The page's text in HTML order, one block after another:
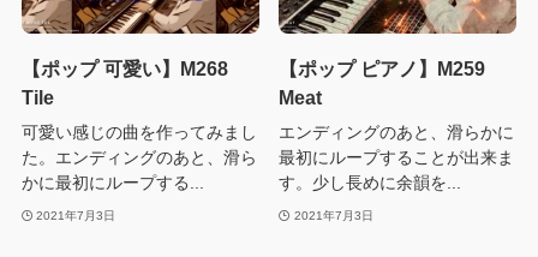
【ポップ 可愛い】M268
Tile
可愛い感じの曲を作ってみまし
た。エンディングのあと、滑ら
かに最初にループする...
2021年7月3日
【ポップ ピアノ】M259
Meat
エンディングのあと、滑らかに
最初にループすることが出来ま
す。少し長めに余韻を...
2021年7月3日